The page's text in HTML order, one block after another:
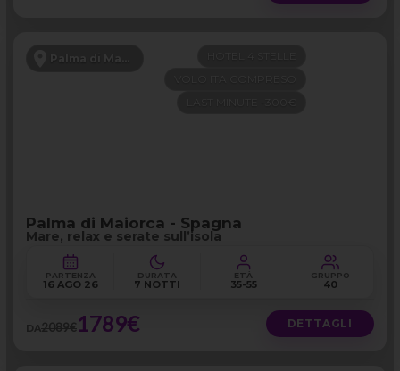
Palma di Maiorca
Palma di Maiorca - Spagna
Mare, relax e serate sull’isola
PARTENZA
16 AGO 26
DURATA
7 NOTTI
ETÀ
35-55
GRUPPO
40
DA2089€1789€ DETTAGLI